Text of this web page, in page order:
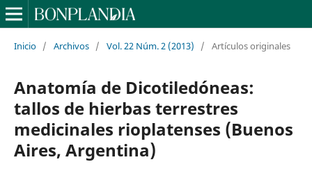
Inicio / Archivos / Vol. 22 Núm. 2 (2013) / Artículos originales
Anatomía de Dicotiledóneas:
tallos de hierbas terrestres
medicinales rioplatenses (Buenos
Aires, Argentina)